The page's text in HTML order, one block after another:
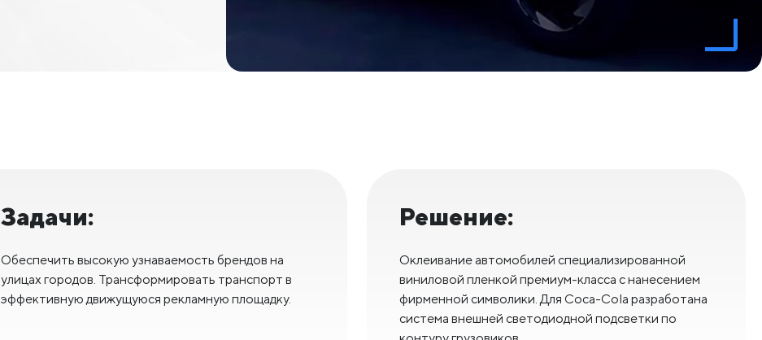
Задачи:
Обеспечить высокую узнаваемость брендов на
улицах городов. Трансформировать транспорт в
эффективную движущуюся рекламную площадку.
Решение:
Оклеивание автомобилей специализированной
виниловой пленкой премиум-класса с нанесением
фирменной символики. Для Coca-Cola разработана
система внешней светодиодной подсветки по